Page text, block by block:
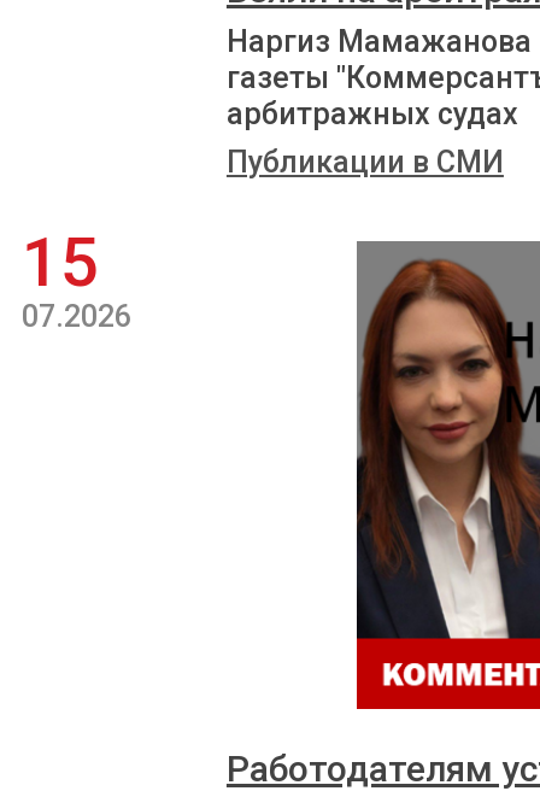
Наргиз Мамажанова
газеты
арбитражных судах
Публикации в СМИ
15
07.2026
Работодателям